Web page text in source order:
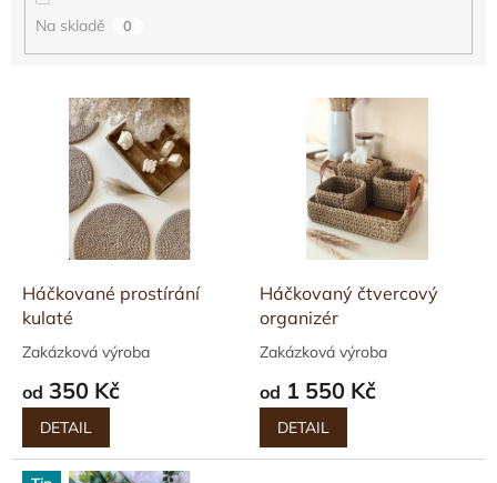
Na skladě 0
ů
Háčkované prostírání
kulaté
Zakázková výroba
od 350 Kč
DETAIL
Háčkovaný čtvercový
organizér
Zakázková výroba
od 1 550 Kč
DETAIL